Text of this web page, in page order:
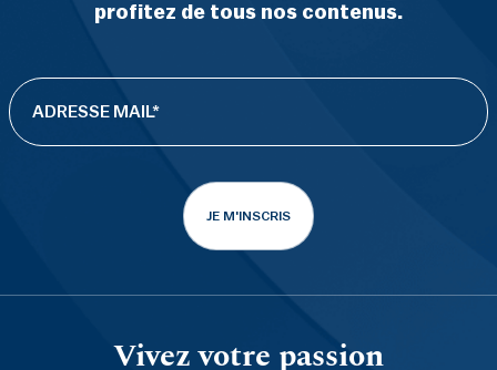
profitez de tous nos contenus.
JE M'INSCRIS
Vivez votre passion